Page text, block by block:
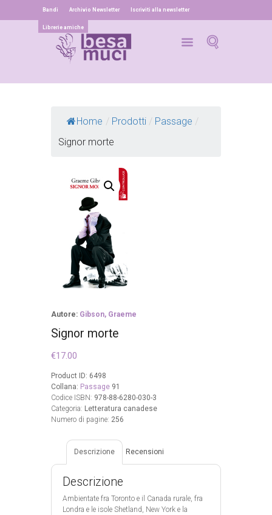
Bandi Archivio Newsletter Iscriviti alla newsletter
Librerie amiche
Home / Prodotti / Passage /
Signor morte
Autore: Gibson, Graeme
Signor morte
€17.00
Product ID: 6498
Collana: Passage 91
Codice ISBN: 978-88-6280-030-3
Categoria: Letteratura canadese
Numero di pagine: 256
Descrizione Recensioni
Descrizione
Ambientate fra Toronto e il Canada rurale, fra
Londra e le isole Shetland, New York e la